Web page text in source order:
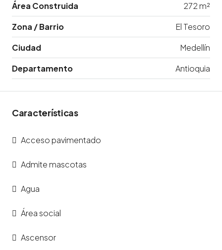
Área Construida
272 m²
Zona / Barrio
El Tesoro
Ciudad
Medellín
Departamento
Antioquia
Características
Acceso pavimentado
Admite mascotas
Agua
Área social
Ascensor